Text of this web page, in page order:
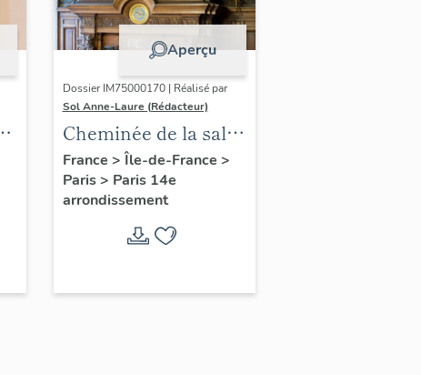
Aperçu
Dossier IM75000170 | Réalisé par
Sol Anne-Laure (Rédacteur)
Cheminée de la salle
des mariages
France > Île-de-France >
Paris> Paris 14e
arrondissement